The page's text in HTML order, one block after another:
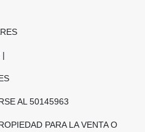
|
AL 50145963
PARA LA VENTA O